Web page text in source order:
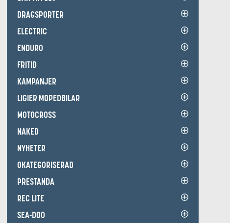
DRAGSPORTER
ELECTRIC
ENDURO
FRITID
KAMPANJER
LIGIER MOPEDBILAR
MOTOCROSS
NAKED
NYHETER
OKATEGORISERAD
PRESTANDA
REC LITE
SEA-DOO